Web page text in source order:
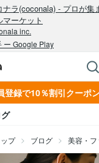
登録で10％割引クーポ
プ ブログ 美容・